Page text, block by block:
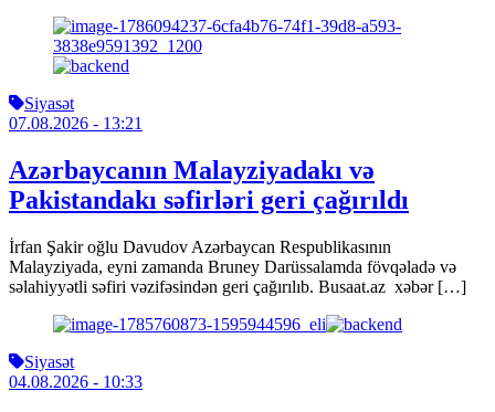
Siyasət
07.08.2026 - 13:21
Azərbaycanın Malayziyadakı və
Pakistandakı səfirləri geri çağırıldı
İrfan Şakir oğlu Davudov Azərbaycan Respublikasının
Malayziyada, eyni zamanda Bruney Darüssalamda fövqəladə və
səlahiyyətli səfiri vəzifəsindən geri çağırılıb. Busaat.az xəbər […]
Siyasət
04.08.2026 - 10:33